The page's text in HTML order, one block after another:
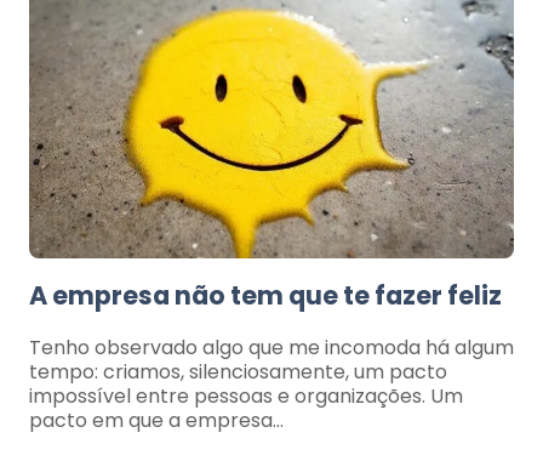
A empresa não tem que te fazer feliz
Tenho observado algo que me incomoda há algum
tempo: criamos, silenciosamente, um pacto
impossível entre pessoas e organizações. Um
pacto em que a empresa…